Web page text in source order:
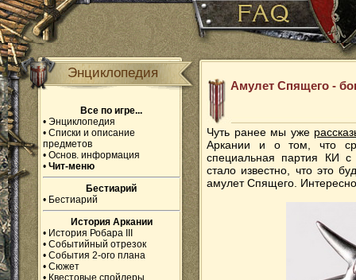
Энциклопедия
Все по игре...
• Энциклопедия
• Списки и описание
предметов
• Основ. информация
• Чит-меню
Бестиарий
• Бестиарий
История Аркании
• История Робара III
• Событийный отрезок
• События 2-ого плана
• Сюжет
• Квестовые спойлеры
Амулет Спящего -
Чуть ранее мы уже
Аркании и о том, что
специальная партия КИ
стало известно, что это
амулет Спящего.